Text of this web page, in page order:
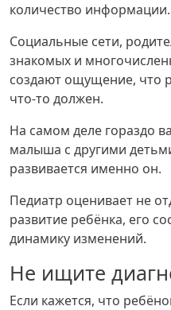
количество информации.
Социальные сети,
знакомых и
создают ощущение, что
что-то должен.
На самом деле гораздо
малыша с другими
развивается именно он.
Педиатр оценивает не
развитие ребёнка, его
динамику изменений.
Не ищите
Если кажется, что